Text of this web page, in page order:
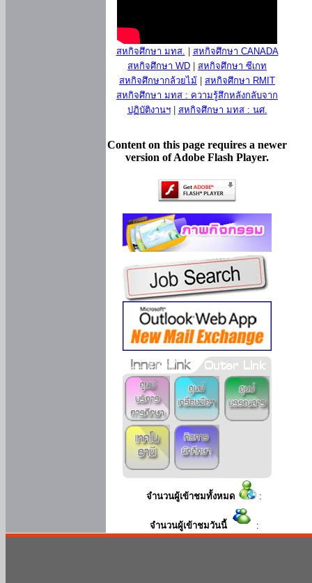
สหกิจศึกษา มทส.
สหกิจศึกษา CANADA
สหกิจศึกษา WD
สหกิจศึกษา ซีเกท
สหกิจศึกษากล้วยไม้
สหกิจศึกษา RMIT
สหกิจศึกษา มทส : ความรู้สึกหลังกลับจาก
ปฏิบัติงานฯ| สหกิจศึกษา มทส : นศ.
Content on this page requires a newer
version of Adobe Flash Player.
จำนวนผู้เข้าชมทั้งหมด :
จำนวนผู้เข้าชมวันนี้ :